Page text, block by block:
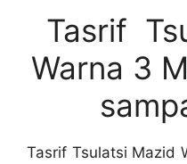
Tasrif
Warna 3
Tasrif Tsulatsi Mazid